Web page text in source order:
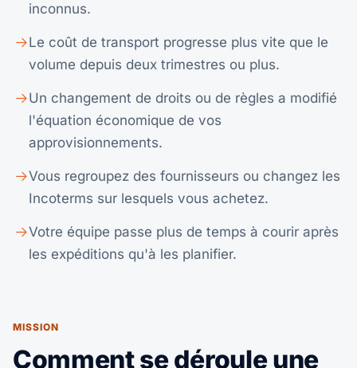
inconnus.
Le coût de transport progresse plus vite que le
volume depuis deux trimestres ou plus.
Un changement de droits ou de règles a modifié
l'équation économique de vos
approvisionnements.
Vous regroupez des fournisseurs ou changez les
Incoterms sur lesquels vous achetez.
Votre équipe passe plus de temps à courir après
les expéditions qu'à les planifier.
MISSION
Comment se déroule une